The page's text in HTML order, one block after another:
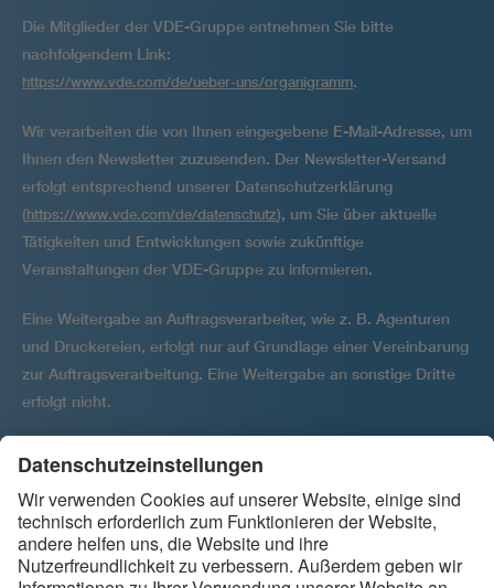
Die Mitglieder der VDE-Gruppe entnehmen Sie bitte
nachfolgendem Link:
https://www.vde.com/de/ueber-uns/organigramm.
Wir verarbeiten die von Ihnen eingegebene E-Mail-Adresse, um
Ihnen den Newsletter zuzusenden. Der Newsletter-Versand
erfolgt entsprechend unserer Datenschutzerklärung
(https://www.vde.com/de/datenschutz), um Sie über aktuelle
Tätigkeiten und Entwicklungen sowie zukünftige
Veranstaltungen der VDE-Gruppe zu informieren.
Eine Weitergabe an Auftragsverarbeiter, wie z. B. Agenturen
und Druckereien, erfolgt nur auf Grundlage einer Vereinbarung
zur Auftragsver­arbeitung. Eine Weitergabe an sonstige Dritte
erfolgt nicht.
an
.